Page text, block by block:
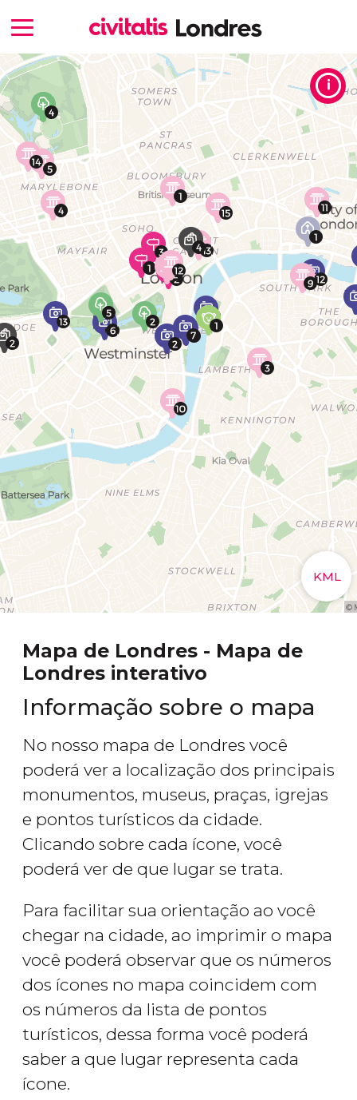
Mapa de Londres - Mapa de
Londres interativo
Informação sobre o mapa
No nosso mapa de Londres você
poderá ver a localização dos principais
monumentos, museus, praças, igrejas
e pontos turísticos da cidade.
Clicando sobre cada ícone, você
poderá ver de que lugar se trata.
Para facilitar sua orientação ao você
chegar na cidade, ao imprimir o mapa
você poderá observar que os números
dos ícones no mapa coincidem com
os números da lista de pontos
turísticos, dessa forma você poderá
saber a que lugar representa cada
ícone.